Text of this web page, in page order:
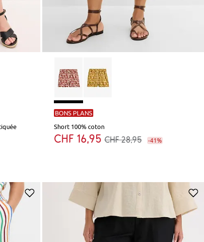
BONS PLANS
Short 100% coton
CHF 16,95 CHF 28,95 -41%